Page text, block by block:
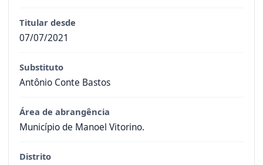
Titular desde
07/07/2021
Substituto
Antônio Conte Bastos
Área de abrangência
Município de Manoel Vitorino.
Distrito